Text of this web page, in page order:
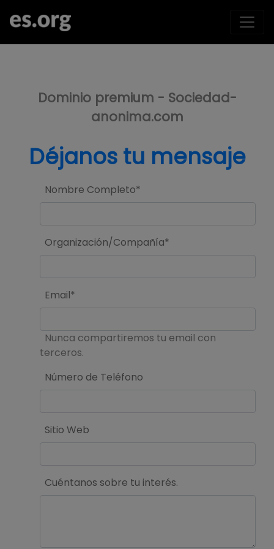
Dominio premium - Sociedad-
anonima.com
Déjanos tu mensaje
Nombre Completo*
Organización/Compañía*
Email*
Nunca compartiremos tu email con
terceros.
Número de Teléfono
Sitio Web
Cuéntanos sobre tu interés.